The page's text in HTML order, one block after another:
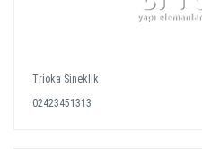
Trioka Sineklik
02423451313